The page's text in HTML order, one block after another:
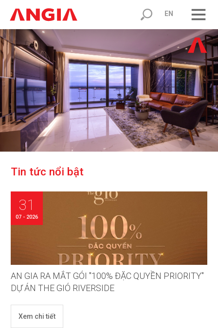
EN
Tin tức nổi bật
31
07 - 2026
AN GIA RA MẮT GÓI "100% ĐẶC QUYỀN PRIORITY"
DỰ ÁN THE GIÓ RIVERSIDE
Xem chi tiết